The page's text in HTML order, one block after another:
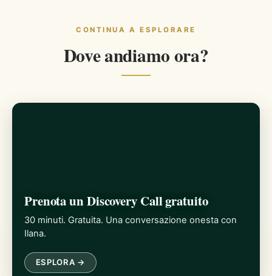
CONTINUA A ESPLORARE
Dove andiamo ora?
Prenota un Discovery Call gratuito
30 minuti. Gratuita. Una conversazione onesta con
Ilana.
ESPLORA →